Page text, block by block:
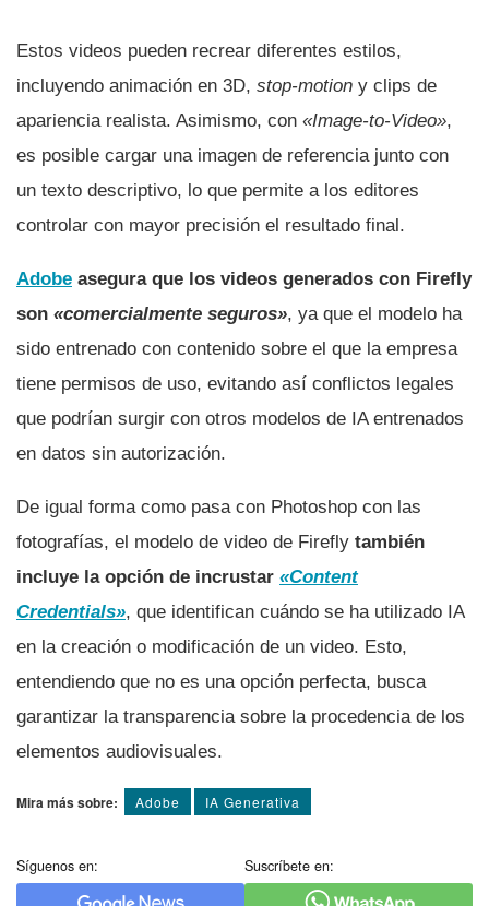
Estos videos pueden recrear diferentes estilos,
incluyendo animación en 3D, stop-motion y clips de
apariencia realista. Asimismo, con «Image-to-Video»,
es posible cargar una imagen de referencia junto con
un texto descriptivo, lo que permite a los editores
controlar con mayor precisión el resultado final.
Adobe asegura que los videos generados con Firefly
son «comercialmente seguros», ya que el modelo ha
sido entrenado con contenido sobre el que la empresa
tiene permisos de uso, evitando así conflictos legales
que podrían surgir con otros modelos de IA entrenados
en datos sin autorización.
De igual forma como pasa con Photoshop con las
fotografías, el modelo de video de Firefly también
incluye la opción de incrustar «Content
Credentials», que identifican cuándo se ha utilizado IA
en la creación o modificación de un video. Esto,
entendiendo que no es una opción perfecta, busca
garantizar la transparencia sobre la procedencia de los
elementos audiovisuales.
Mira más sobre: Adobe IA Generativa
Síguenos en: Suscríbete en: